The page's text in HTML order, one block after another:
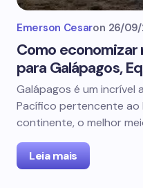
Emerson Cesaron 26/09/
Como economizar
para Galápagos,
Galápagos é um incrível
Pacífico pertencente ao
continente, o melhor
Leia mais